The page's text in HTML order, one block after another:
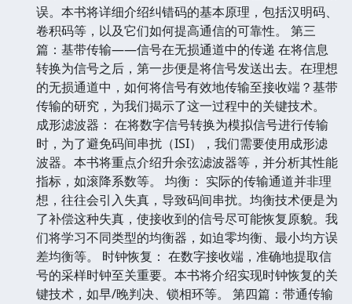
误。本书将详细介绍纠错码的基本原理，包括汉明码、
卷积码等，以及它们如何提高通信的可靠性。 第三
篇：基带传输——信号在无损通道中的传递 在将信息
转换为信号之后，第一步便是将信号发送出去。在理想
的无损通道中，如何将信号有效地传输至接收端？基带
传输的研究，为我们揭示了这一过程中的关键技术。
成形滤波器： 在将数字信号转换为模拟信号进行传输
时，为了避免码间串扰（ISI），我们需要使用成形滤
波器。本书将重点介绍升余弦滤波器等，并分析其性能
指标，如滚降系数等。 均衡： 实际的传输通道并非理
想，往往会引入失真，导致码间串扰。均衡技术便是为
了补偿这种失真，使接收到的信号尽可能恢复原貌。我
们将学习不同类型的均衡器，如迫零均衡、最小均方误
差均衡等。 时钟恢复： 在数字接收端，准确地提取信
号的采样时钟至关重要。本书将介绍实现时钟恢复的关
键技术，如早/晚判决、锁相环等。 第四篇：带通传输